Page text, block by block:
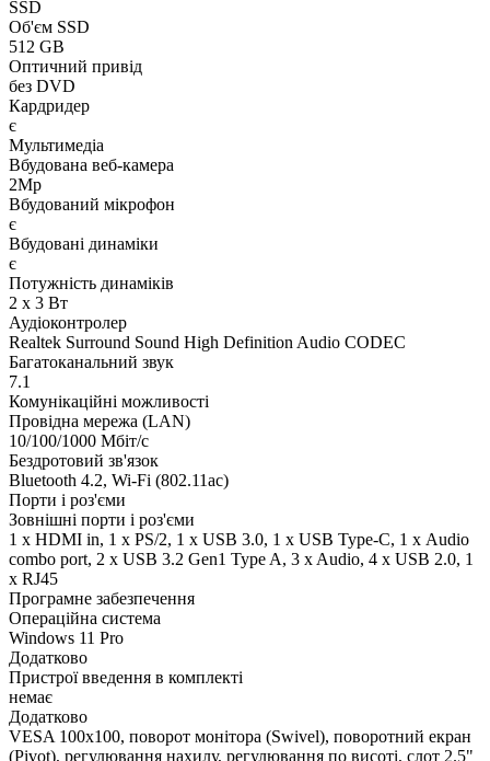
SSD
Об'єм SSD
512 GB
Оптичний привід
без DVD
Кардридер
є
Мультимедіа
Вбудована веб-камера
2Mp
Вбудований мікрофон
є
Вбудовані динаміки
є
Потужність динаміків
2 x 3 Вт
Аудіоконтролер
Realtek Surround Sound High Definition Audio CODEC
Багатоканальний звук
7.1
Комунікаційні можливості
Провідна мережа (LAN)
10/100/1000 Мбіт/с
Бездротовий зв'язок
Bluetooth 4.2, Wi-Fi (802.11ac)
Порти і роз'єми
Зовнішні порти і роз'єми
1 x HDMI in, 1 x PS/2, 1 x USB 3.0, 1 x USB Type-C, 1 х Audio
combo port, 2 x USB 3.2 Gen1 Type A, 3 x Audio, 4 x USB 2.0, 1
x RJ45
Програмне забезпечення
Операційна система
Windows 11 Pro
Додатково
Пристрої введення в комплекті
немає
Додатково
VESA 100x100, поворот монітора (Swivel), поворотний екран
(Pivot), регулювання нахилу, регулювання по висоті, слот 2.5"